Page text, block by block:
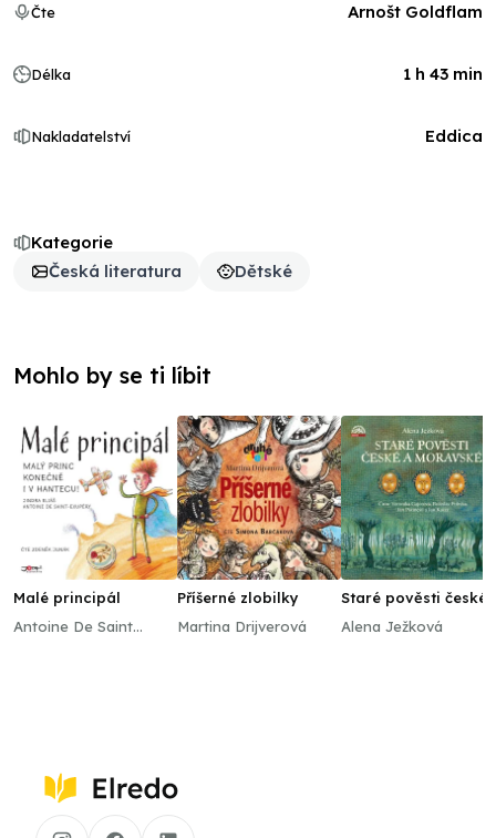
Kategorie
Česká literatura
Dětské
Čte Arnošt Goldflam
Délka 1 h 43 min
Nakladatelství Eddica
Mohlo by se ti líbit
Malé principál
Antoine De Saint
Příšerné zlobilky
Martina Drijverová
Staré pověsti české
Alena Ježková